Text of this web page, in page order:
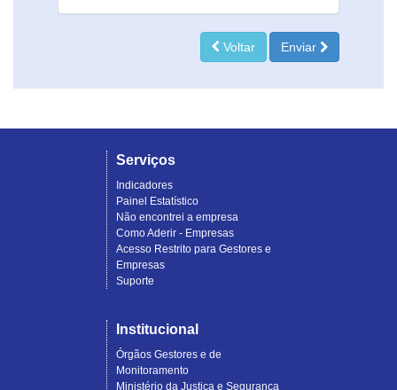
Voltar Enviar
Serviços
Indicadores
Painel Estatístico
Não encontrei a empresa
Como Aderir - Empresas
Acesso Restrito para Gestores e
Empresas
Suporte
Institucional
Órgãos Gestores e de
Monitoramento
Ministério da Justiça e Segurança